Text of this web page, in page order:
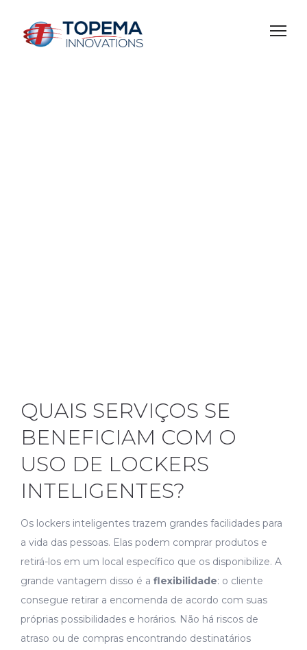
QUAIS SERVIÇOS SE
BENEFICIAM COM O
USO DE LOCKERS
INTELIGENTES?
Os lockers inteligentes trazem grandes facilidades para
a vida das pessoas. Elas podem comprar produtos e
retirá-los em um local específico que os disponibilize. A
grande vantagem disso é a flexibilidade: o cliente
consegue retirar a encomenda de acordo com suas
próprias possibilidades e horários. Não há riscos de
atraso ou de compras encontrando destinatários